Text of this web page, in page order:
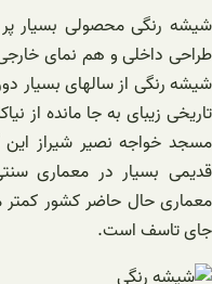
شیشه رنگی محصولی بسیار
طراحی داخلی و هم نمای
شیشه رنگی از سالهای بسیار
تاریخی زیبای به جا مانده از
مسجد خواجه نصیر شیراز
قدیمی بسیار در معماری
معماری حال حاضر کشور کمتر
جای تاسف است.